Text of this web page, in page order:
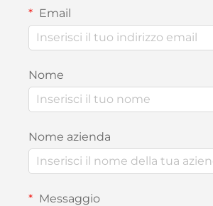
Email
Nome
Nome azienda
Messaggio